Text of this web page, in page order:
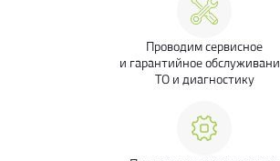
Проводим сервисное
и гарантийное
ТО и диагностику